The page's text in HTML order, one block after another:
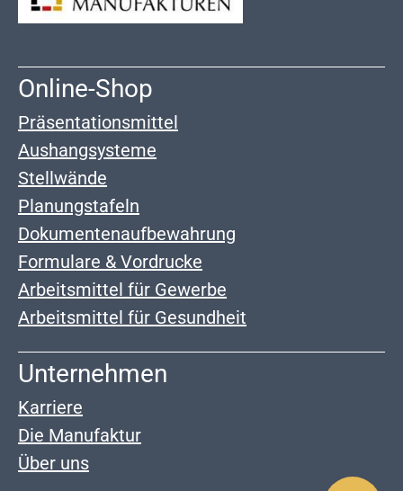
Online-Shop
Präsentationsmittel
Aushangsysteme
Stellwände
Planungstafeln
Dokumentenaufbewahrung
Formulare & Vordrucke
Arbeitsmittel für Gewerbe
Arbeitsmittel für Gesundheit
Unternehmen
Karriere
Die Manufaktur
Über uns